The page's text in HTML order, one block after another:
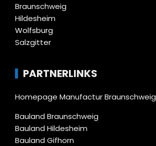
Braunschweig
Hildesheim
Wolfsburg
Salzgitter
PARTNERLINKS
Homepage Manufactur Braunschweig
Bauland Braunschweig
Bauland Hildesheim
Bauland Gifhorn